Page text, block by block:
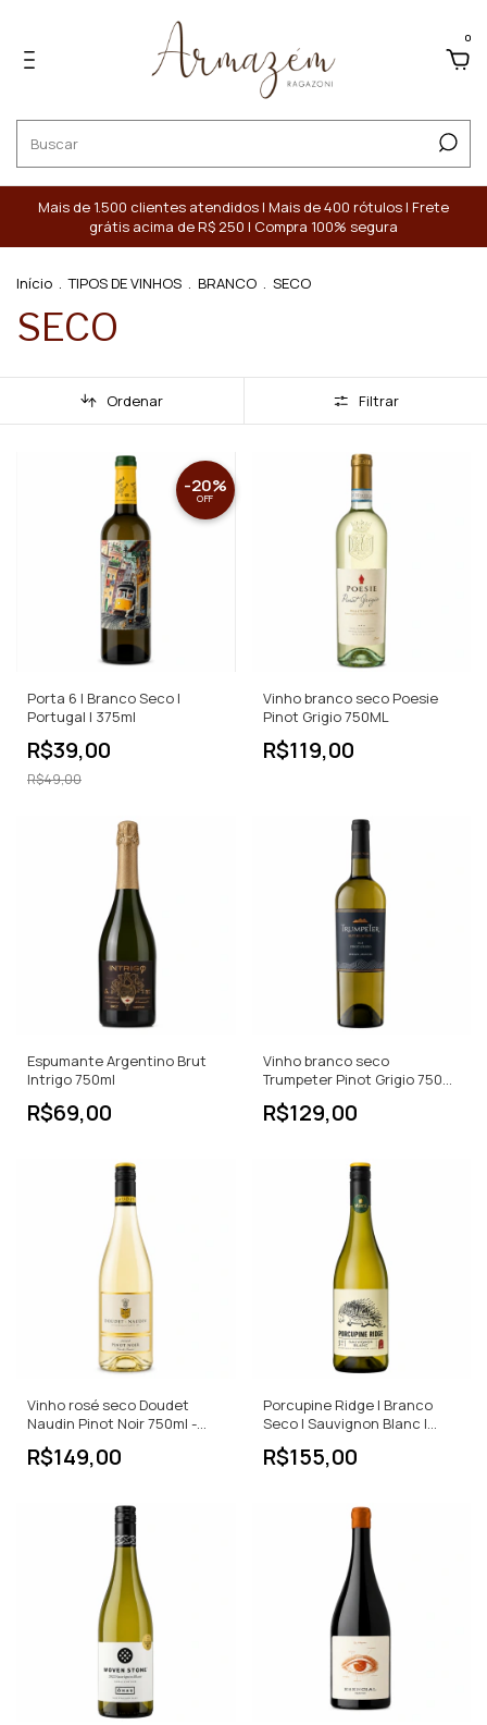
0
Mais de 1.500 clientes atendidos | Mais de 400 rótulos | Frete
grátis acima de R$ 250 | Compra 100% segura
Início . TIPOS DE VINHOS . BRANCO . SECO
SECO
Ordenar Filtrar
Porta 6 | Branco Seco |
Portugal | 375ml
R$39,00
-20%
OFF
R$49,00
Vinho branco seco Poesie
Pinot Grigio 750ML
R$119,00
Espumante Argentino Brut
Intrigo 750ml
R$69,00
Vinho branco seco
Trumpeter Pinot Grigio 750
ML
R$129,00
Vinho rosé seco Doudet
Naudin Pinot Noir 750ml -
R$149,00
Porcupine Ridge | Branco
Seco | Sauvignon Blanc |
R$155,00